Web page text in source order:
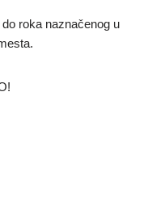
roka naznačenog u